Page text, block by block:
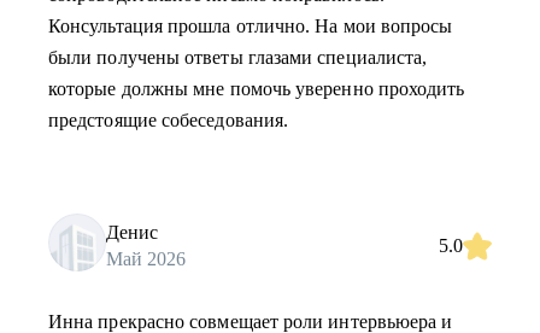
Консультация прошла отлично. На мои вопросы
были получены ответы глазами специалиста,
которые должны мне помочь уверенно проходить
предстоящие собеседования.
Денис
Май 2026
5.0
Инна прекрасно совмещает роли интервьюера и